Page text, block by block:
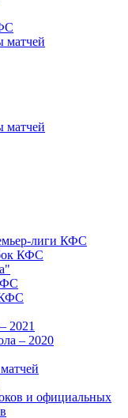
матчей
матчей
лиги КФС
КФС
КФС
2021
– 2020
и официальных